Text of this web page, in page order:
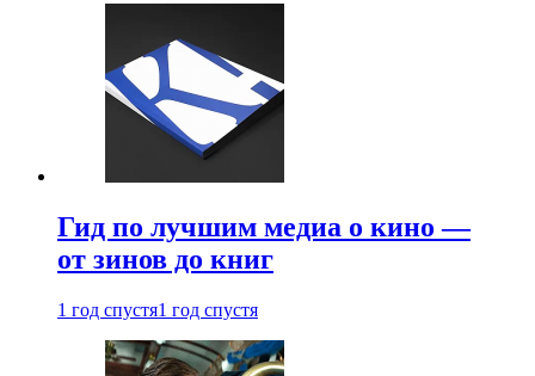
Гид по лучшим медиа о кино —
от зинов до книг
1 год спустя1 год спустя